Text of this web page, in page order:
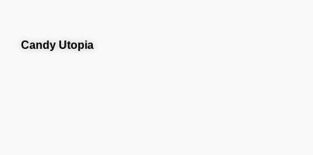
Candy Utopia